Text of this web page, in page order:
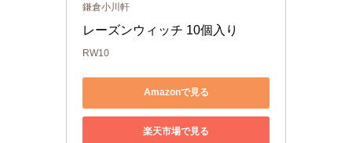
鎌倉小川軒
レーズンウィッチ 10個入り
RW10
Amazonで見る
楽天市場で見る